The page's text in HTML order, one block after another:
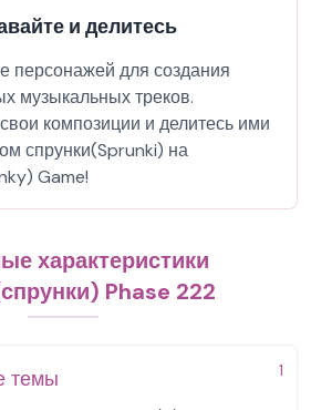
и делитесь
персонажей для создания
музыкальных треков.
композиции и делитесь ими
спрунки(Sprunki) на
Game!
характеристики
Phase 222
1
темы